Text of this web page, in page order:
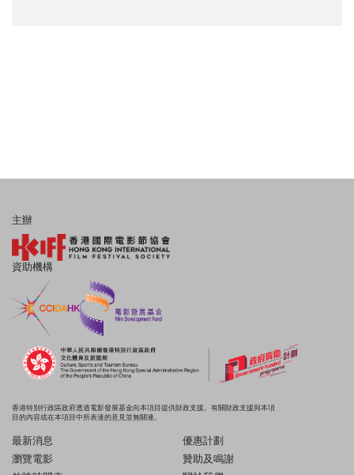
主辦
資助機構
香港特別行政區政府透過電影發展基金向本項目提供財政支援。有關財政支援與本項
目的內容或在本項目中所表達的意見並無關連。
最新消息
瀏覽電影
優惠計劃
贊助及鳴謝